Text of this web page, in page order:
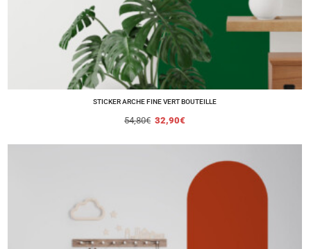
STICKER ARCHE FINE VERT BOUTEILLE
54,80€ 32,90€